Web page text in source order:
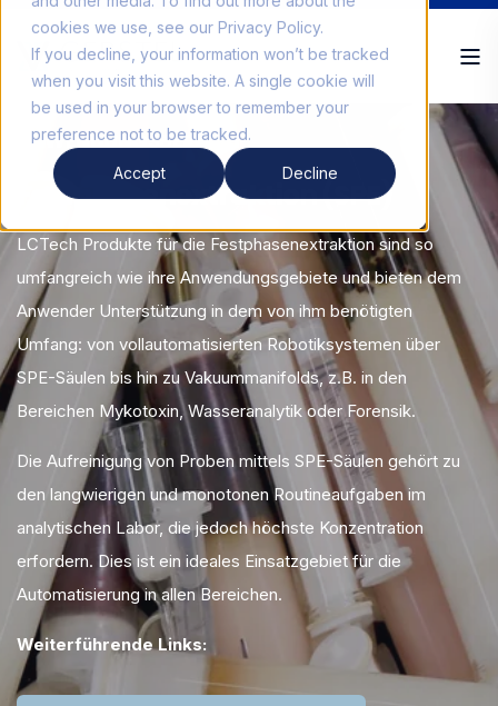
cookies we use, see our Privacy Policy.
If you decline, your information won’t be tracked
when you visit this website. A single cookie will
be used in your browser to remember your
preference not to be tracked.
Accept Decline
ANWENDUNGSBEREICH
Festphasenextraktion (SPE)
LCTech Produkte für die Festphasenextraktion sind so
umfangreich wie ihre Anwendungsgebiete und bieten dem
Anwender Unterstützung in dem von ihm benötigten
Umfang: von vollautomatisierten Robotiksystemen über
SPE-Säulen bis hin zu Vakuummanifolds, z.B. in den
Bereichen Mykotoxin, Wasseranalytik oder Forensik.
Die Aufreinigung von Proben mittels SPE-Säulen gehört zu
den langwierigen und monotonen Routineaufgaben im
analytischen Labor, die jedoch höchste Konzentration
erfordern. Dies ist ein ideales Einsatzgebiet für die
Automatisierung in allen Bereichen.
Weiterführende Links: